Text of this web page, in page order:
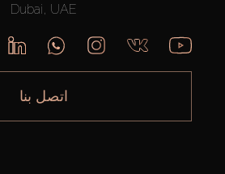
Dubai, UAE
اتصل بنا